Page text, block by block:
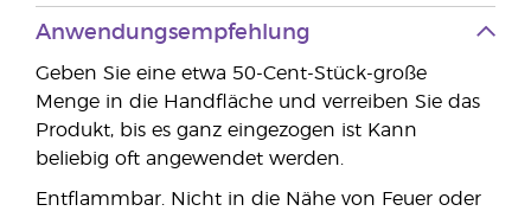
Anwendungsempfehlung
Geben Sie eine etwa 50-Cent-Stück-große
Menge in die Handfläche und verreiben Sie das
Produkt, bis es ganz eingezogen ist Kann
beliebig oft angewendet werden.
Entflammbar. Nicht in die Nähe von Feuer oder